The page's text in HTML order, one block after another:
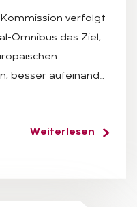
Kommission verfolgt
Omnibus das Ziel,
besser aufeinand…
Weiterlesen